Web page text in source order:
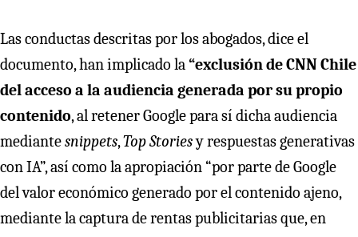
Las conductas descritas por los abogados, dice el
documento, han implicado la“exclusión de CNN Chile
del acceso a la audiencia generada por su propio
contenido, al retener Google para sí dicha audiencia
mediantesnippets,Top Storiesy respuestas generativas
con IA”, así como la apropiación “por parte de Google
del valor económico generado por el contenido ajeno,
mediante la captura de rentas publicitarias que, en